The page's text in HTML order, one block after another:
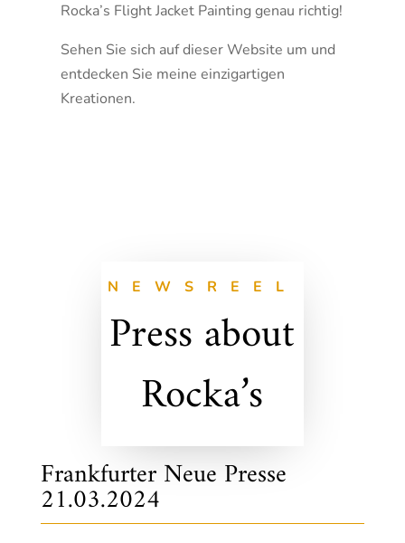
Rocka’s Flight Jacket Painting genau richtig!
Sehen Sie sich auf dieser Website um und
entdecken Sie meine einzigartigen
Kreationen.
NEWSREEL
Press about
Rocka’s
Frankfurter Neue Presse
21.03.2024